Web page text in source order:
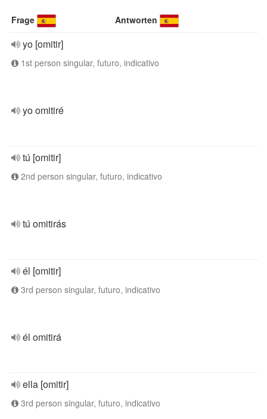
Frage Antworten
yo [omitir]
1st person singular, futuro, indicativo
yo omitiré
tú [omitir]
2nd person singular, futuro, indicativo
tú omitirás
él [omitir]
3rd person singular, futuro, indicativo
él omitirá
ella [omitir]
3rd person singular, futuro, indicativo